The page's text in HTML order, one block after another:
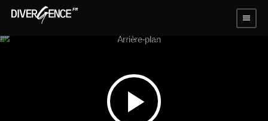
menu
play_arrow